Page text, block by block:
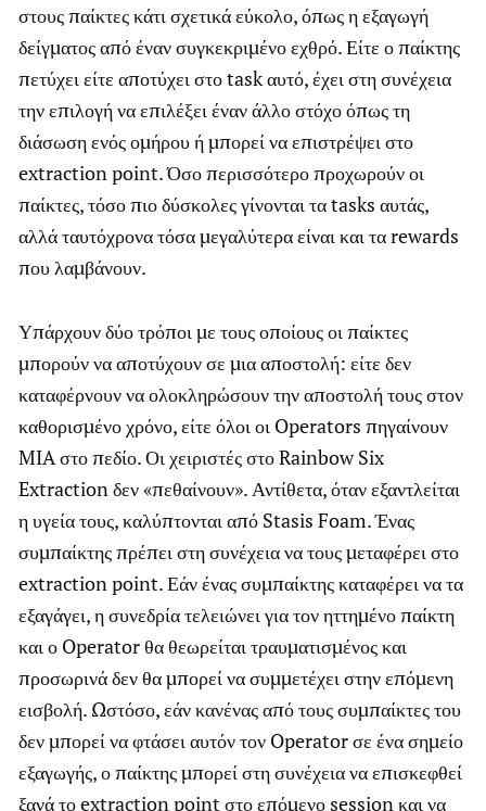
στους παίκτες κάτι σχετικά εύκολο, όπως η εξαγωγή
δείγματος από έναν συγκεκριμένο εχθρό. Είτε ο παίκτης
πετύχει είτε αποτύχει στο task αυτό, έχει στη συνέχεια
την επιλογή να επιλέξει έναν άλλο στόχο όπως τη
διάσωση ενός ομήρου ή μπορεί να επιστρέψει στο
extraction point. Όσο περισσότερο προχωρούν οι
παίκτες, τόσο πιο δύσκολες γίνονται τα tasks αυτάς,
αλλά ταυτόχρονα τόσα μεγαλύτερα είναι και τα rewards
που λαμβάνουν.
Υπάρχουν δύο τρόποι με τους οποίους οι παίκτες
μπορούν να αποτύχουν σε μια αποστολή: είτε δεν
καταφέρνουν να ολοκληρώσουν την αποστολή τους στον
καθορισμένο χρόνο, είτε όλοι οι Operators πηγαίνουν
MIA στο πεδίο. Οι χειριστές στο Rainbow Six
Extraction δεν «πεθαίνουν». Αντίθετα, όταν εξαντλείται
η υγεία τους, καλύπτονται από Stasis Foam. Ένας
συμπαίκτης πρέπει στη συνέχεια να τους μεταφέρει στο
extraction point. Εάν ένας συμπαίκτης καταφέρει να τα
εξαγάγει, η συνεδρία τελειώνει για τον ηττημένο παίκτη
και ο Operator θα θεωρείται τραυματισμένος και
προσωρινά δεν θα μπορεί να συμμετέχει στην επόμενη
εισβολή. Ωστόσο, εάν κανένας από τους συμπαίκτες του
δεν μπορεί να φτάσει αυτόν τον Operator σε ένα σημείο
εξαγωγής, ο παίκτης μπορεί στη συνέχεια να επισκεφθεί
ξανά το extraction point στο επόμενο session και να